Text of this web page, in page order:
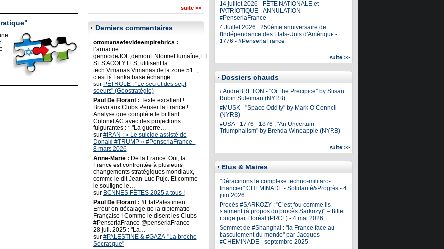
suite >>
Derniers commentaires
ottomansefevideempirebrics :
l’arnaque
genocideJOE,demonENformeHumaîne,ET
SES ACOLYTES, utilisent la
tech.Vimanas Vimanas de la zone 51: ;
c’est là Lanka base échange…
sur PÉTROLE : "Le secret des sept
soeurs" (Géostratégie)
Paul De Florant : Texte excellent !
Bravo aux Clubs Penser la France !
Analyse que complète le brillant
Colonel AC avec des projections
fulgurantes : * "La guerre…
sur #IRAN : « Le suicide assisté de
Donald #TRUMP » #PenserlaFrance -
8 mars 2026
Anne-Marie : De la France. Oui, la
France est confrontée à plusieurs
changements stratégiques mondiaux,
comme le dit Jean-Luc Pujo. Et comme
le souligne le…
sur BONNES FÊTES 2025 à tous !
Paul De Florant : #EtatPalestinien :
Erreur en décalage de la diplomatie
Française ! Comme le disent les Clubs
#PenserlaFrance @penserlaFrance -
28 juil. 2025 : "La…
sur #PALESTINE & #GAZA :"La brèche
Socratique"
14 juillet 2026 - FÊTE NATIONALE et
PATRIOTIQUE - ANNULATION -
#PenserlaFrance
4 Juillet 2026 : 250ème anniversaire de
l'Indépendance des Etats-Unis d'Amérique -
1776 - #PenserlaFrance
suite >>
Dossiers chauds
#AndreBRETON - "On the Precipice" by Susan
Rubin Suleiman (NYRB)
#MUSK - "Space Oddity" by Mark O’Connell
(NYRB)
#USA - 1776 - 1876 : "An Uncertain
Triumphalism" by Brenda Wineapple (NYRB)
suite >>
Elus & Maires
"Déracinons le complexe techno-militaro-
financier" CHEMINADE - Solidarité&Progrès - 4
juin 2026
Procès #SARKOZY : "C’est fou comme ils
s’aiment (à propos du procès Sarkozy)" – Billet
rouge par Floréal (PRCF) - 4 mai 2026
Sommet de #Shanghai : "la France face au
basculement du monde" par Jacques
#CHEMINADE - septembre 2025